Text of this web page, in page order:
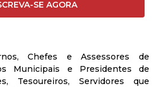
SE AGORA
Chefes e Assessores de
Municipais e Presidentes de
Tesoureiros, Servidores que